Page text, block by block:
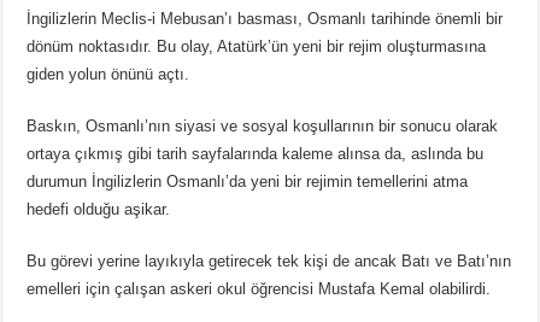
İngilizlerin Meclis-i Mebusan’ı basması, Osmanlı tarihinde önemli bir
dönüm noktasıdır. Bu olay, Atatürk’ün yeni bir rejim oluşturmasına
giden yolun önünü açtı.
Baskın, Osmanlı’nın siyasi ve sosyal koşullarının bir sonucu olarak
ortaya çıkmış gibi tarih sayfalarında kaleme alınsa da, aslında bu
durumun İngilizlerin Osmanlı’da yeni bir rejimin temellerini atma
hedefi olduğu aşikar.
Bu görevi yerine layıkıyla getirecek tek kişi de ancak Batı ve Batı’nın
emelleri için çalışan askeri okul öğrencisi Mustafa Kemal olabilirdi.